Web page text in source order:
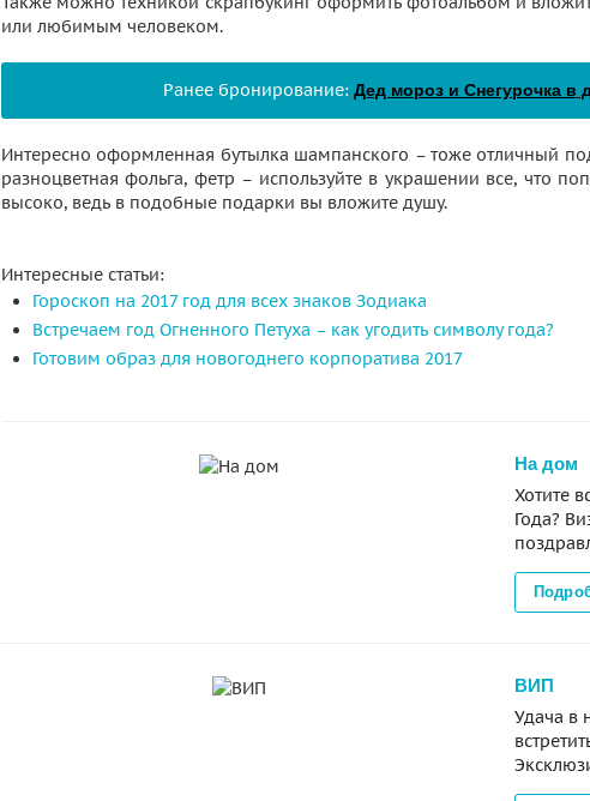
или любимым человеком.
Ранее бронирование: Дед мороз и Снегурочка в
Интересно оформленная бутылка шампанского – тоже отличный
разноцветная фольга, фетр – используйте в украшении все, что
высоко, ведь в подобные подарки вы вложите душу.
Интересные статьи:
Гороскоп на 2017 год для всех знаков Зодиака
Встречаем год Огненного Петуха – как угодить символу года?
Готовим образ для новогоднего корпоратива 2017
На дом
Хотите
Года?
ВИП
Удача в